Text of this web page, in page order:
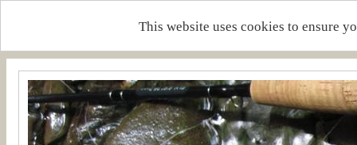
This website uses cookies to ensure